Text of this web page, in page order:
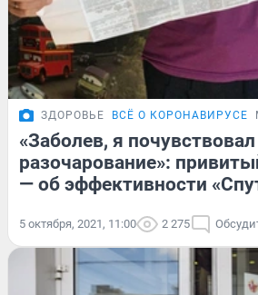
ЗДОРОВЬЕ ВСЁ О КОРОНАВИРУСЕ
«Заболев, я почувствовал
разочарование»:
— об эффективности
5 октября, 2021, 11:00 2 275